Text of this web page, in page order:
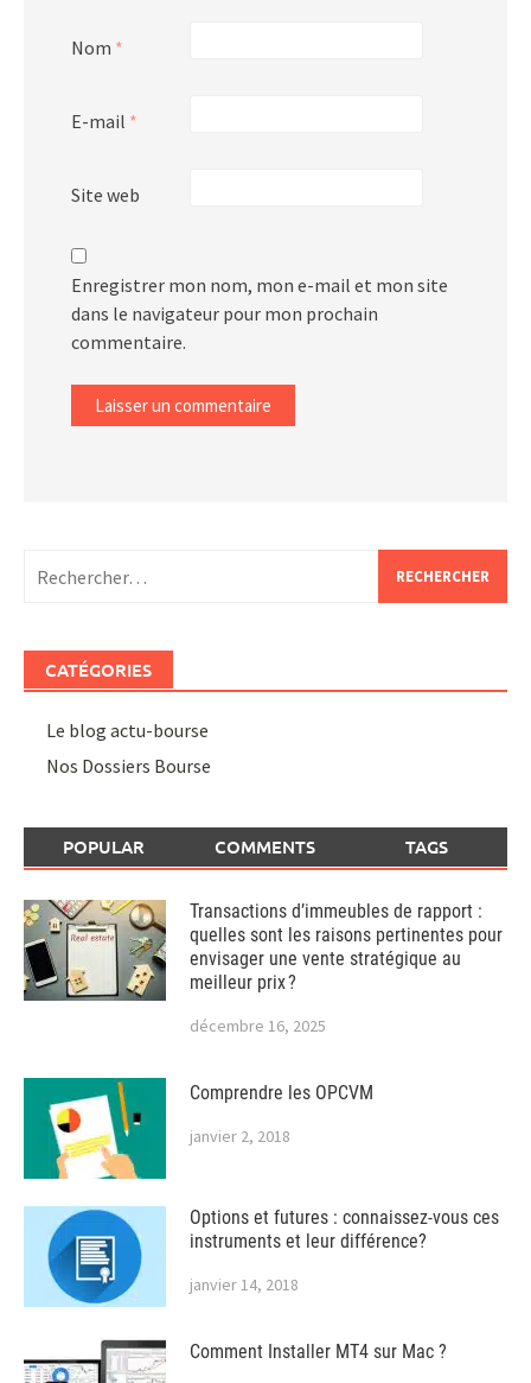
Nom *
E-mail *
Site web
Enregistrer mon nom, mon e-mail et mon site
dans le navigateur pour mon prochain
commentaire.
CATÉGORIES
Le blog actu-bourse
Nos Dossiers Bourse
POPULAR COMMENTS TAGS
Transactions d’immeubles de rapport :
quelles sont les raisons pertinentes pour
envisager une vente stratégique au
meilleur prix ?
décembre 16, 2025
Comprendre les OPCVM
janvier 2, 2018
Options et futures : connaissez-vous ces
instruments et leur différence?
janvier 14, 2018
Comment Installer MT4 sur Mac ?